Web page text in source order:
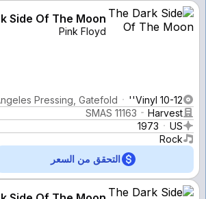
Side Of The Moon
Pink Floyd
Vinyl 10-12''
Pressing, Gatefold
Harvest
SMAS 11163
US
1973
Rock
التحقق من السعر